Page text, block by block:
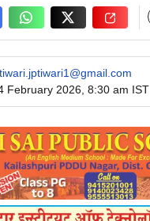
February 2026, 8:30 am IST